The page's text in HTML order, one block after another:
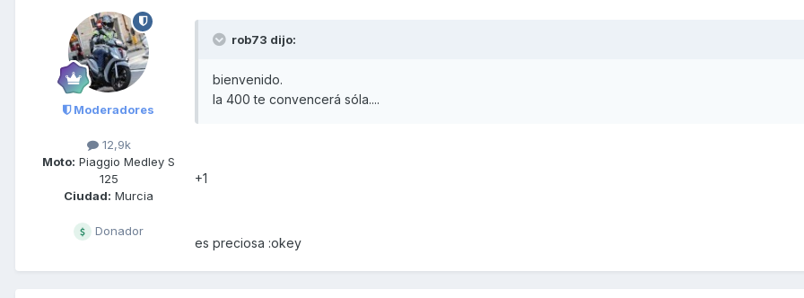
Moderadores
12,9k
Moto: Piaggio Medley S
125
Ciudad: Murcia
Donador
rob73 dijo:
bienvenido.
la 400 te convencerá sóla....
+1
es preciosa :okey